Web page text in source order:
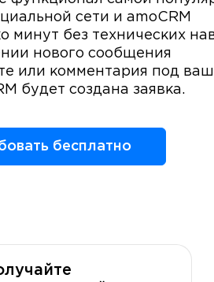
сети и amoCRM
минут без технических
нового сообщения
или комментария под
будет создана заявка.
бесплатно